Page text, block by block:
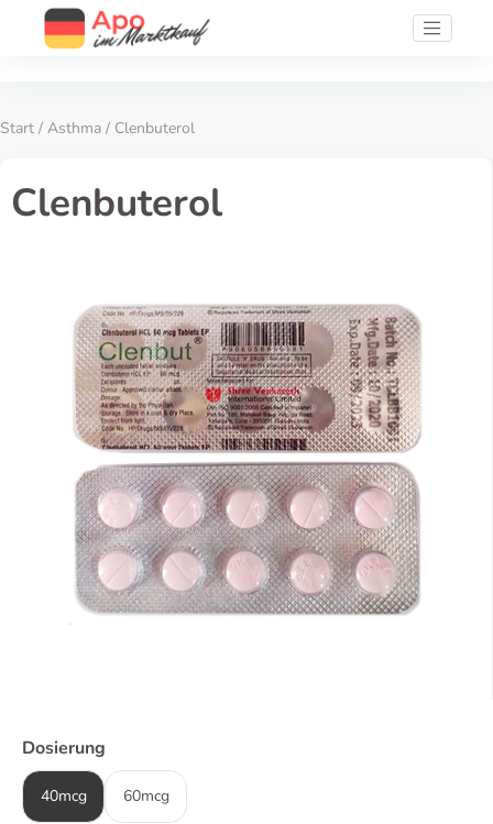
Start / Asthma / Clenbuterol
Clenbuterol
Dosierung
40mcg 60mcg